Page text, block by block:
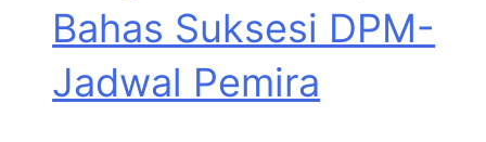
Bahas Suksesi DPM-
Jadwal Pemira